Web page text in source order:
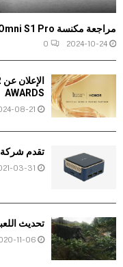
مراجعة مكنسة Eufy Omni S1 Pro
2024-10-24
0
AWARDS
08-21
تقدم شركة ECS أحدث أجهزة الكمبيوتر الصغيرة فائقة...
03-31
تحديث اللعبة 3.0.3 يضيف ’تجربة شبح‘ جديدة
11-06